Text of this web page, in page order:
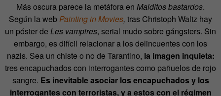
Más oscura parece la metáfora en Malditos bastardos.
Según la web Painting in Movies, tras Christoph Waltz hay
un póster de Les vampires, serial mudo sobre gángsters. Sin
embargo, es difícil relacionar a los delincuentes con los
nazis. Sea un chiste o no de Tarantino, la imagen inquieta:
tres encapuchados con interrogantes como pañuelos de rojo
sangre. Es inevitable asociar los encapuchados y los
interrogantes con terroristas, y a estos con el régimen